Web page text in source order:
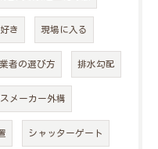
き 現場に入る
者の選び方 排水勾配
メーカー外構
シャッターゲート